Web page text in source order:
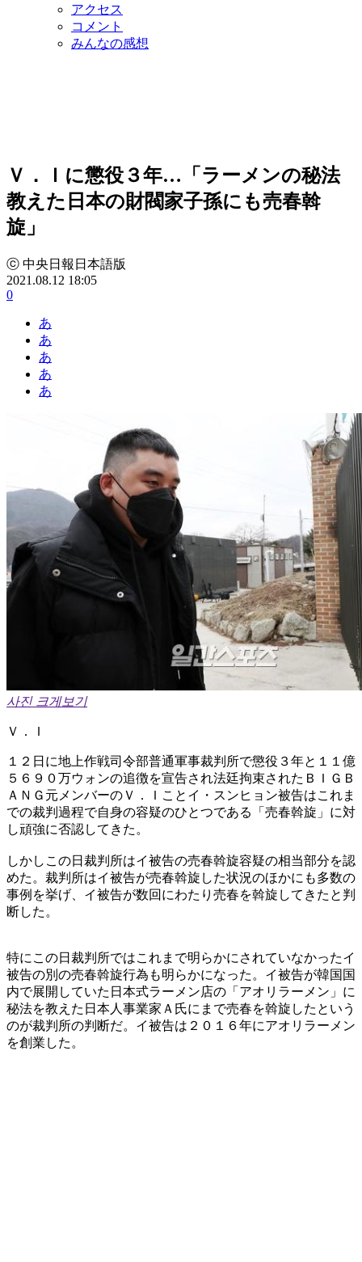
アクセス
コメント
みんなの感想
Ｖ．Ｉに懲役３年…「ラーメンの秘法
教えた日本の財閥家子孫にも売春斡
旋」
ⓒ 中央日報日本語版
2021.08.12 18:05
0
あ
あ
あ
あ
あ
사진 크게보기
Ｖ．Ｉ
１２日に地上作戦司令部普通軍事裁判所で懲役３年と１１億
５６９０万ウォンの追徴を宣告され法廷拘束されたＢＩＧＢ
ＡＮＧ元メンバーのＶ．Ｉことイ・スンヒョン被告はこれま
での裁判過程で自身の容疑のひとつである「売春斡旋」に対
し頑強に否認してきた。
しかしこの日裁判所はイ被告の売春斡旋容疑の相当部分を認
めた。裁判所はイ被告が売春斡旋した状況のほかにも多数の
事例を挙げ、イ被告が数回にわたり売春を斡旋してきたと判
断した。
特にこの日裁判所ではこれまで明らかにされていなかったイ
被告の別の売春斡旋行為も明らかになった。イ被告が韓国国
内で展開していた日本式ラーメン店の「アオリラーメン」に
秘法を教えた日本人事業家Ａ氏にまで売春を斡旋したという
のが裁判所の判断だ。イ被告は２０１６年にアオリラーメン
を創業した。